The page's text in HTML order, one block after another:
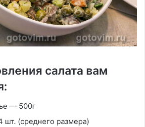
салата вам
— 500г
шт. (среднего размера)